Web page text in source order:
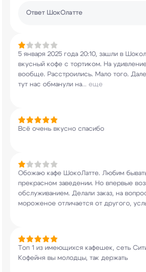
Ответ ШокОлатте
5 января 2025 года 20:10, зашли в
вкусный кофе с тортиком. На
вообще. Расстроились. Мало того.
тут нас обманули на... еще
Всё очень вкусно спасибо
Обожаю кафе ШокоЛатте. Любим
прекрасном заведении. Но впервые
обслуживанием. Делали заказ, на
мороженое отличается от другого,
Топ 1 из имеющихся кафешек, сеть
Кофейня вы молодцы, так держать